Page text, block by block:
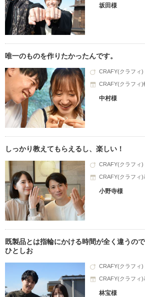
坂田様
唯一のものを作りたかったんです。
CRAFY(クラフィ)
CRAFY(クラフィ)
中村様
しっかり教えてもらえるし、楽しい！
CRAFY(クラフィ)
CRAFY(クラフィ)
小野寺様
既製品とは指輪にかける時間が全く違うの
ひとしお
CRAFY(クラフィ)
CRAFY(クラフィ)
林宝様